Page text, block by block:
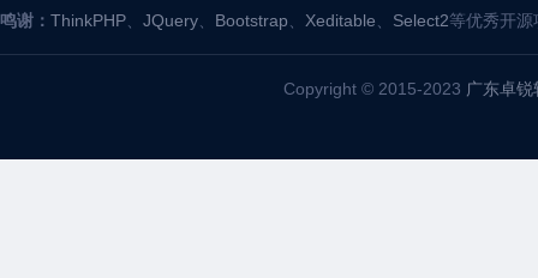
鸣谢： ThinkPHP JQuery Bootstrap Xeditable Select2等优秀开源
Copyright © 2015-2023 广东卓